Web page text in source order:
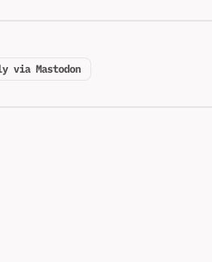
via Mastodon